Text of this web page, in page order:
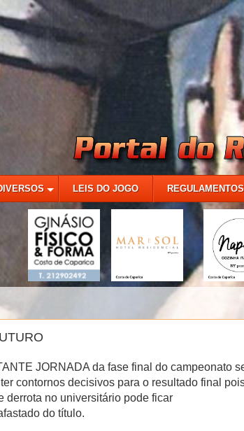
LEIS DO JOGO REGULAMENTOS
JORNADA da fase final do campeonato
contornos decisivos para o resultado final
derrota no universitário pode ficar
do título.